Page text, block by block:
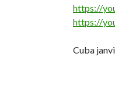
https://
https://
Cuba